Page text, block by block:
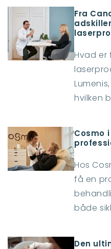
Fra
Hvad er
hvilken
Cosmo
Hos
få en
både
Den